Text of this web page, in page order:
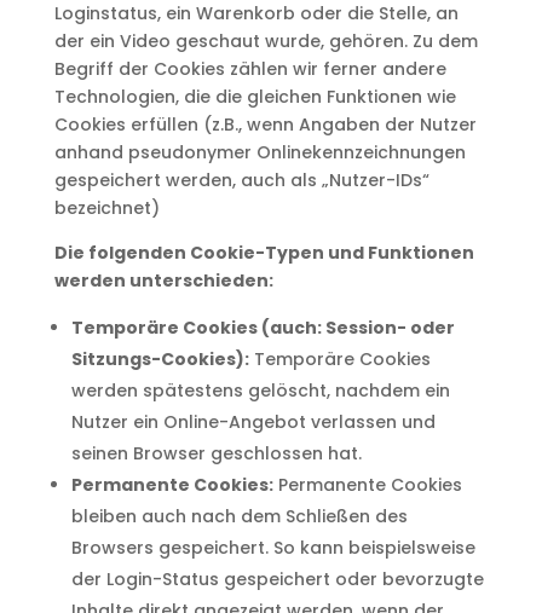
Loginstatus, ein Warenkorb oder die Stelle, an
der ein Video geschaut wurde, gehören. Zu dem
Begriff der Cookies zählen wir ferner andere
Technologien, die die gleichen Funktionen wie
Cookies erfüllen (z.B., wenn Angaben der Nutzer
anhand pseudonymer Onlinekennzeichnungen
gespeichert werden, auch als „Nutzer-IDs“
bezeichnet)
Die folgenden Cookie-Typen und Funktionen
werden unterschieden:
Temporäre Cookies (auch: Session- oder
Sitzungs-Cookies):Temporäre Cookies
werden spätestens gelöscht, nachdem ein
Nutzer ein Online-Angebot verlassen und
seinen Browser geschlossen hat.
Permanente Cookies:Permanente Cookies
bleiben auch nach dem Schließen des
Browsers gespeichert. So kann beispielsweise
der Login-Status gespeichert oder bevorzugte